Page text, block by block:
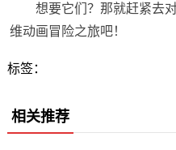
想要它们？那就赶紧去
维动画冒险之旅吧！
标签：
相关推荐